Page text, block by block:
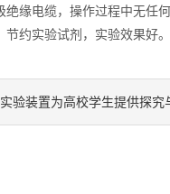
缘电缆，操作过程中无任何
约实验试剂，实验效果好。
验装置为高校学生提供探究